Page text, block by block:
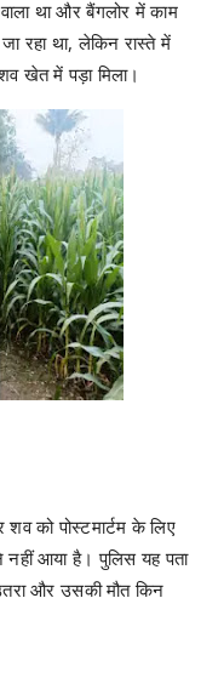
था और बैंगलोर में काम
रहा था, लेकिन रास्ते में
खेत में पड़ा मिला।
को पोस्टमार्टम के लिए
नहीं आया है। पुलिस यह पता
और उसकी मौत किन